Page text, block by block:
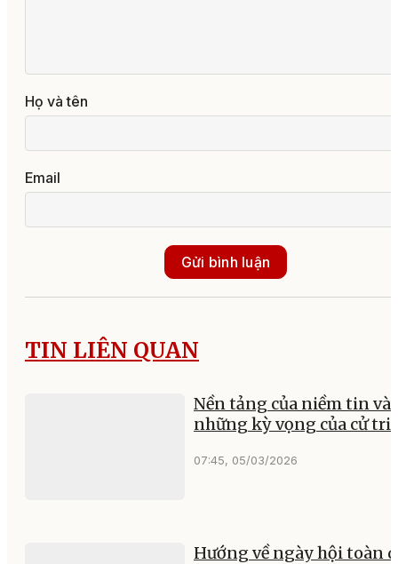
Họ và tên
Email
Gửi bình luận
TIN LIÊN QUAN
Nền tảng của niềm tin và
những kỳ vọng của cử tri
07:45, 05/03/2026
Hướng về ngày hội toàn